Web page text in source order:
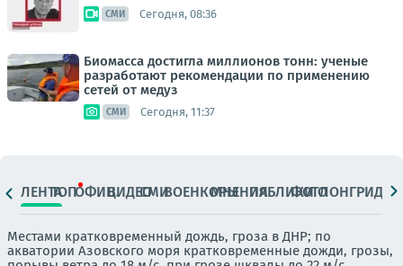
СМИ Сегодня, 08:36
Биомасса достигла миллионов тонн: ученые
разработают рекомендации по применению
сетей от медуз
СМИ Сегодня, 11:37
ЛЕНТАТОПОФИЦ.ВИДЕОСМИВОЕНКОРЫМНЕНИЯПАБЛИКИ
ФОТОЛОНГРИДЫ
Местами кратковременный дождь, гроза в ДНР; по
акватории Азовского моря кратковременные дожди, грозы,